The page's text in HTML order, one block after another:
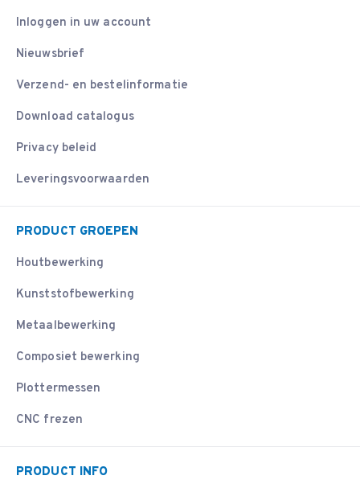
Inloggen in uw account
Nieuwsbrief
Verzend- en bestelinformatie
Download catalogus
Privacy beleid
Leveringsvoorwaarden
PRODUCT GROEPEN
Houtbewerking
Kunststofbewerking
Metaalbewerking
Composiet bewerking
Plottermessen
CNC frezen
PRODUCT INFO